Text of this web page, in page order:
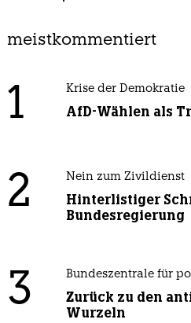
meistkommentiert
1 Krise der Demokratie
AfD-Wählen als
2 Nein zum Zivildienst
Hinterlistiger
Bundesregierung
3 Bundeszentrale für
Zurück zu den
Wurzeln